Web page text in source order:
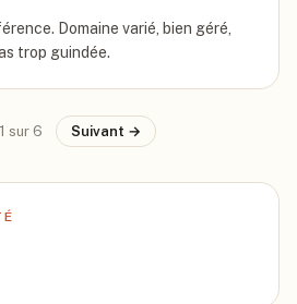
Domaine varié, bien géré,
trop guindée.
1 sur 6 Suivant →